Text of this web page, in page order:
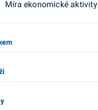
ekonomické aktivity